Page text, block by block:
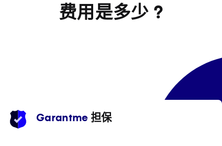
费用是多少 ?
Garantme 担保